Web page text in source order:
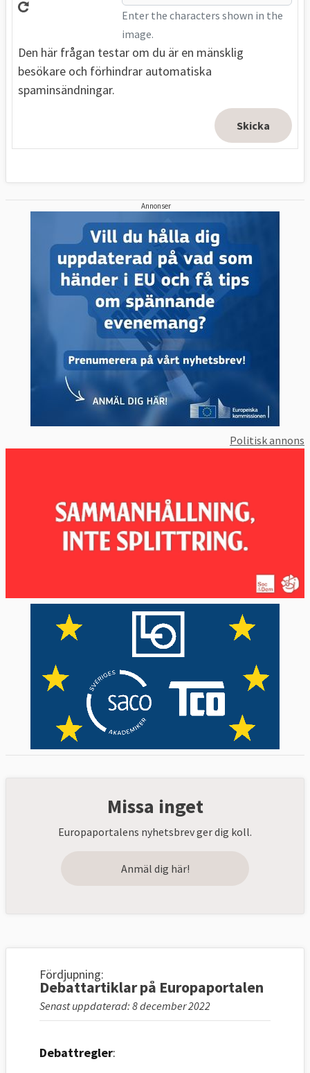
Enter the characters shown in the
image.
Den här frågan testar om du är en mänsklig
besökare och förhindrar automatiska
spaminsändningar.
Annonser
Politisk annons
Missa inget
Europaportalens nyhetsbrev ger dig koll.
Anmäl dig här!
Fördjupning:
Debattartiklar på Europaportalen
Senast uppdaterad: 8 december 2022
Debattregler: